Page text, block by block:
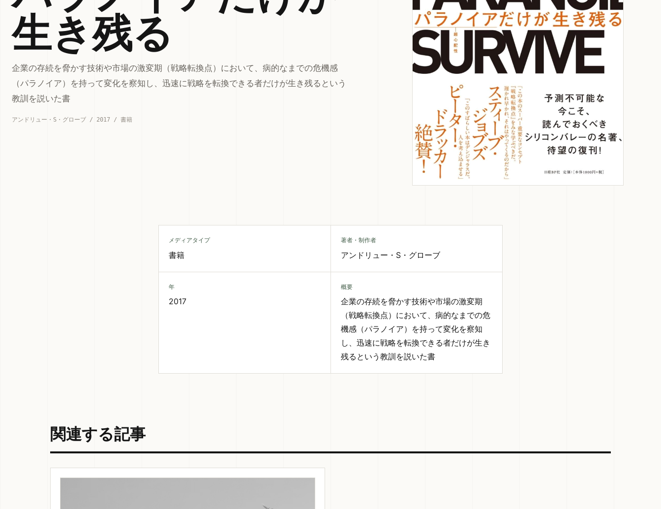
生き残る
企業の存続を脅かす技術や市場の激変期（戦略転換点）において、病的なまでの危機感
（パラノイア）を持って変化を察知し、迅速に戦略を転換できる者だけが生き残るという
教訓を説いた書
アンドリュー・S・グローブ / 2017 / 書籍
メディアタイプ
書籍
著者・制作者
アンドリュー・S・グローブ
年
2017
概要
企業の存続を脅かす技術や市場の激変期
（戦略転換点）において、病的なまでの危
機感（パラノイア）を持って変化を察知
し、迅速に戦略を転換できる者だけが生き
残るという教訓を説いた書
関連する記事